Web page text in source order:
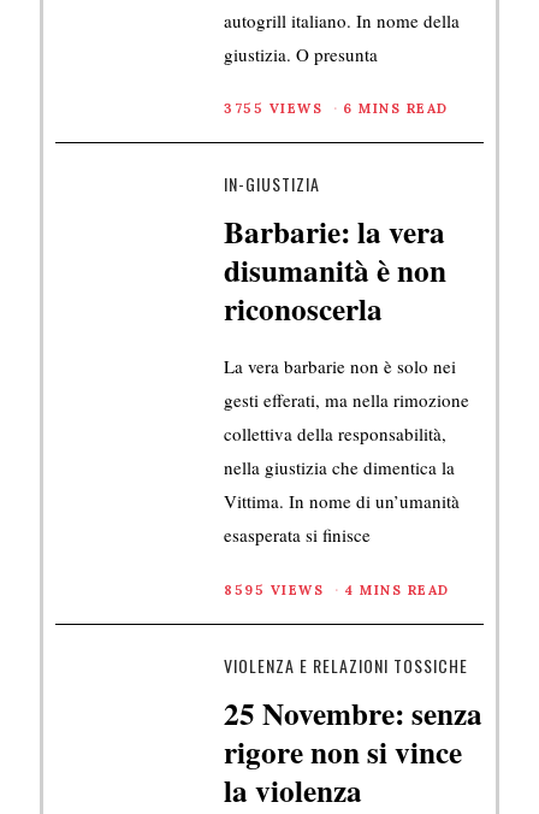
autogrill italiano. In nome della
giustizia. O presunta
3755 VIEWS 6 MINS READ
IN-GIUSTIZIA
Barbarie: la vera
disumanità è non
riconoscerla
La vera barbarie non è solo nei
gesti efferati, ma nella rimozione
collettiva della responsabilità,
nella giustizia che dimentica la
Vittima. In nome di un’umanità
esasperata si finisce
8595 VIEWS 4 MINS READ
VIOLENZA E RELAZIONI TOSSICHE
25 Novembre: senza
rigore non si vince
la violenza